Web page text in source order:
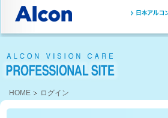
HOME ログイン